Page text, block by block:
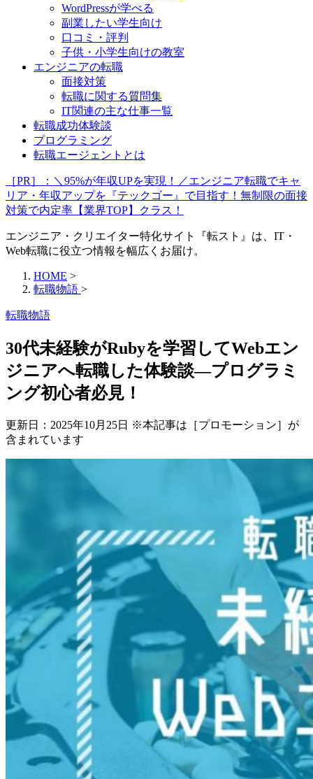
WordPressが学べる
副業したい学生向け
口コミ・評判
子供・小学生向けの教室
エンジニアの転職
面接対策
転職に関する質問集
IT関連の主な仕事一覧
転職成功体験談
プログラミング
転職エージェントとは
［PR］：＼95%が年収UPを実現！／エンジニア転職でキャ
リア・年収アップを『テックゴー』で目指す！無制限の面接
対策で内定率【業界TOP】クラス！
エンジニア・クリエイター特化サイト『転スト』は、IT・
Web転職に役立つ情報を幅広くお届け。
HOME >
転職物語 >
転職物語
30代未経験がRubyを学習してWebエン
ジニアへ転職した体験談―プログラミ
ング初心者必見！
更新日： 2025年10月25日 ※本記事は［プロモーション］が
含まれています